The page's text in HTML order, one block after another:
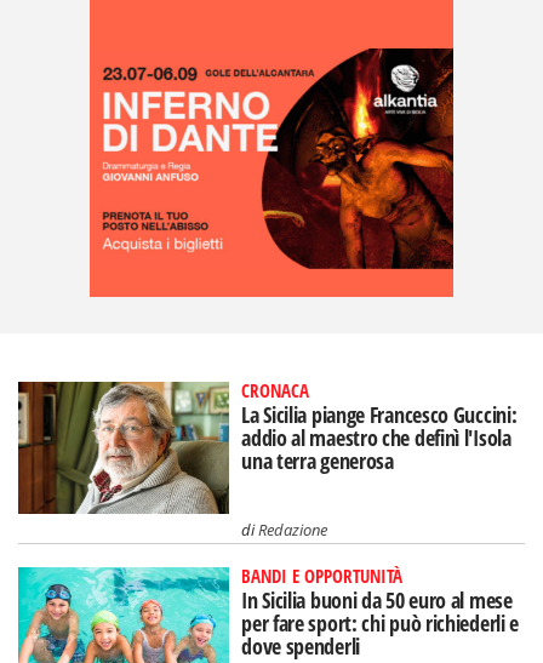
CRONACA
La Sicilia piange Francesco Guccini:
addio al maestro che definì l'Isola
una terra generosa
diRedazione
BANDI E OPPORTUNITÀ
In Sicilia buoni da 50 euro al mese
per fare sport: chi può richiederli e
dove spenderli